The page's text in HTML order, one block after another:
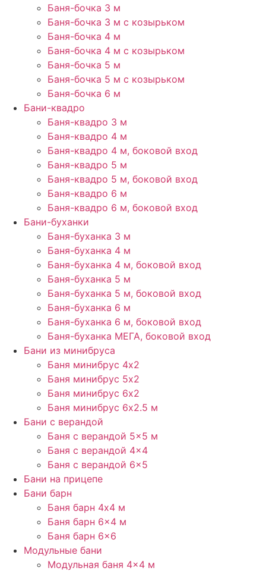
Баня-бочка 3 м
Баня-бочка 3 м с козырьком
Баня-бочка 4 м
Баня-бочка 4 м с козырьком
Баня-бочка 5 м
Баня-бочка 5 м с козырьком
Баня-бочка 6 м
Бани-квадро
Баня-квадро 3 м
Баня-квадро 4 м
Баня-квадро 4 м, боковой вход
Баня-квадро 5 м
Баня-квадро 5 м, боковой вход
Баня-квадро 6 м
Баня-квадро 6 м, боковой вход
Бани-буханки
Баня-буханка 3 м
Баня-буханка 4 м
Баня-буханка 4 м, боковой вход
Баня-буханка 5 м
Баня-буханка 5 м, боковой вход
Баня-буханка 6 м
Баня-буханка 6 м, боковой вход
Баня-буханка МЕГА, боковой вход
Бани из минибруса
Баня минибрус 4х2
Баня минибрус 5х2
Баня минибрус 6х2
Баня минибрус 6х2.5​ м
Бани с верандой
Баня с верандой​ 5×5 м
Баня с верандой 4×4
Баня с верандой 6×5
Бани на прицепе
Бани барн
Баня барн 4х4 м
Баня барн 6×4 м
Баня барн 6×6
Модульные бани
Модульная баня 4×4 м